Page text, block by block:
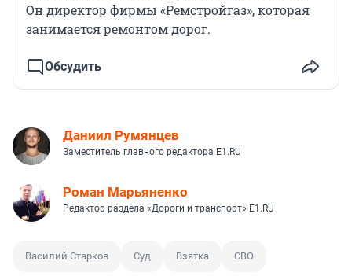
Он директор фирмы «Ремстройгаз», которая
занимается ремонтом дорог.
Обсудить
Даниил Румянцев
Роман Марьяненко